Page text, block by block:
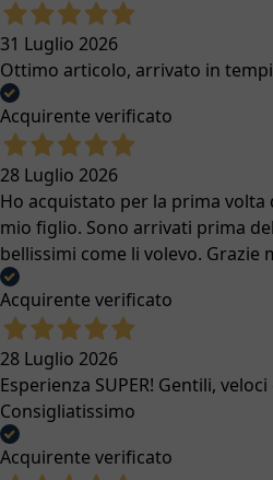
31 Luglio 2026
Ottimo articolo, arrivato in
Acquirente verificato
28 Luglio 2026
Ho acquistato per la prima volta
mio figlio. Sono arrivati prima
bellissimi come li volevo. Grazie
Acquirente verificato
28 Luglio 2026
Esperienza SUPER! Gentili,
Consigliatissimo
Acquirente verificato